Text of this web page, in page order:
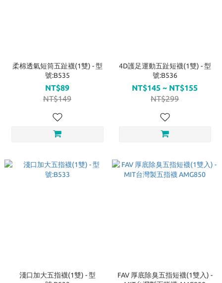
柔棉透氣短筒五趾襪(1雙) - 型
號:B535
NT$89
NT$149
4D護足運動五趾短襪(1雙) - 型
號:B536
NT$145 ~ NT$155
NT$299
淺口加大五指襪(1雙) - 型
FAV 厚底除臭五指短襪(1雙入) -